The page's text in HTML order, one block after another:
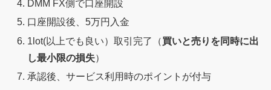
DMM FX側で口座開設
口座開設後、5万円入金
1lot(以上でも良い）取引完了（買いと売りを同時に出
し最小限の損失）
承認後、サービス利用時のポイントが付与